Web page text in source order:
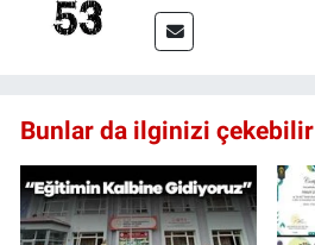
Bunlar da ilginizi çekebilir